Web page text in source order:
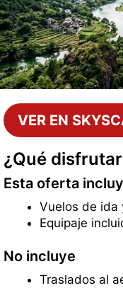
VER EN
¿Qué
Esta oferta
Vuelos de ida
Equipaje
No incluye
Traslados al